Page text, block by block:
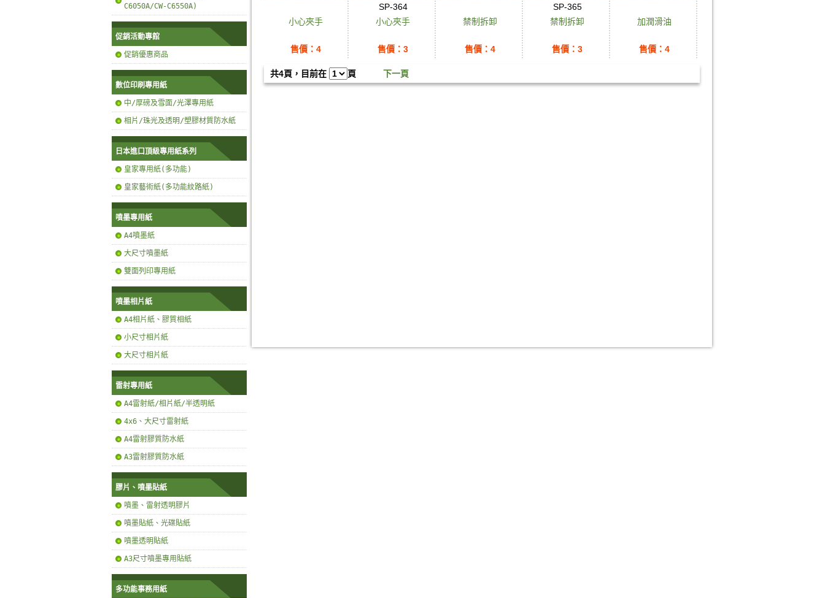
C6050A/CW-C6550A)
促銷活動專館
促銷優惠商品
數位印刷專用紙
中/厚磅及雪面/光澤專用紙
相片/珠光及透明/塑膠材質防水紙
日本進口頂級專用紙系列
皇家專用紙(多功能)
皇家藝術紙(多功能紋路紙)
噴墨專用紙
A4噴墨紙
大尺寸噴墨紙
雙面列印專用紙
噴墨相片紙
A4相片紙、膠質相紙
小尺寸相片紙
大尺寸相片紙
雷射專用紙
A4雷射紙/相片紙/半透明紙
4x6、大尺寸雷射紙
A4雷射膠質防水紙
A3雷射膠質防水紙
膠片、噴墨貼紙
噴墨、雷射透明膠片
噴墨貼紙、光碟貼紙
噴墨透明貼紙
A3尺寸噴墨專用貼紙
多功能事務用紙
小心夾手
售價：4
SP-364
小心夾手
售價：3
禁制拆卸
售價：4
SP-365
禁制拆卸
售價：3
加潤滑油
售價：4
共4頁，目前在 頁 下一頁